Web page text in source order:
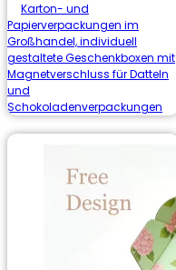
Karton- und
Papierverpackungen im
Großhandel, individuell
gestaltete Geschenkboxen mit
Magnetverschluss für Datteln
und
Schokoladenverpackungen